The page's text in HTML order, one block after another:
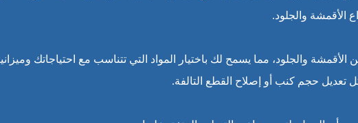
الأقمشة والجلود.
والجلود، مما يسمح لك باختيار المواد التي تتناسب مع احتياجاتك
حجم كنب أو إصلاح القطع التالفة.